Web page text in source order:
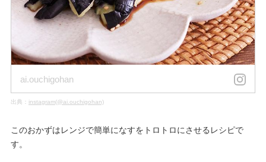
ai.ouchigohan
出典： instagram(@ai.ouchigohan)
このおかずはレンジで簡単になすをトロトロにさせるレシピで
す。